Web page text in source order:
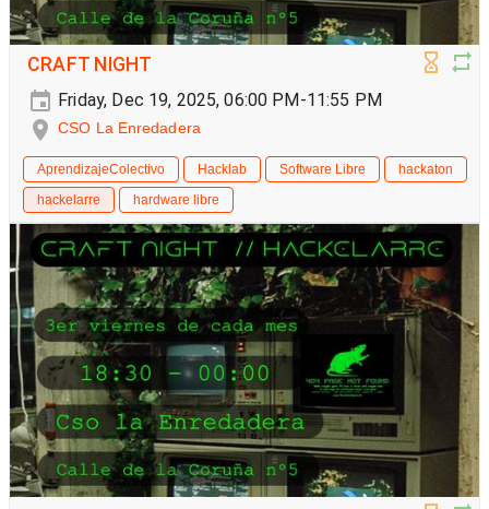
CRAFT NIGHT
Friday, Dec 19, 2025, 06:00 PM-11:55 PM
CSO La Enredadera
AprendizajeColectivo Hacklab Software Libre
hackaton
hackelarre
hardware libre